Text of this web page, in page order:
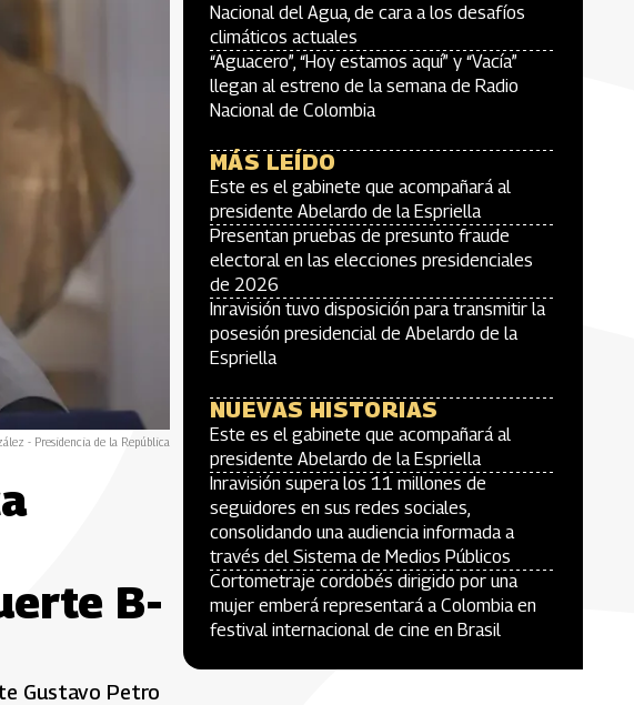
- Presidencia de la República
B-
Gustavo Petro
Nacional del Agua, de cara a los desafíos
climáticos actuales
“Aguacero”, “Hoy estamos aquí” y “Vacía”
llegan al estreno de la semana de Radio
Nacional de Colombia
MÁS LEÍDO
Este es el gabinete que acompañará al
presidente Abelardo de la Espriella
Presentan pruebas de presunto fraude
electoral en las elecciones presidenciales
de 2026
Inravisión tuvo disposición para transmitir la
posesión presidencial de Abelardo de la
Espriella
NUEVAS HISTORIAS
Este es el gabinete que acompañará al
presidente Abelardo de la Espriella
Inravisión supera los 11 millones de
seguidores en sus redes sociales,
consolidando una audiencia informada a
través del Sistema de Medios Públicos
Cortometraje cordobés dirigido por una
mujer emberá representará a Colombia en
festival internacional de cine en Brasil